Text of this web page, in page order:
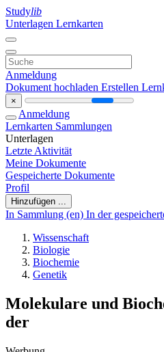
Studylib
Unterlagen Lernkarten
Anmeldung
Dokument hochladen Erstellen
×
Anmeldung
Lernkarten Sammlungen
Unterlagen
Letzte Aktivität
Meine Dokumente
Gespeicherte Dokumente
Profil
Hinzufügen ...
In Sammlung (en) In der
Wissenschaft
Biologie
Biochemie
Genetik
Molekulare und
der